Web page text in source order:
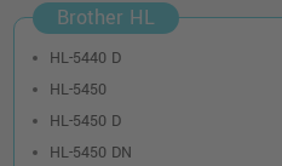
LU8566001
zzgl.
Brother HL
HL-5440 D
HL-5450
HL-5450 D
HL-5450 DN